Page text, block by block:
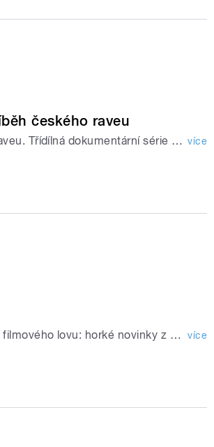
českého raveu
Příběh českého raveu. Třídílná dokumentární série Šimona Šafránka s hudbou od Pjoniho a sound designem od Ink Midgeta. Premiéra 28. července 2025. více
60 minut dravého filmového lovu: horké novinky z filmového oceánu, hlavní filmová událost týdne i drobný plankton aktuálního filmového dění. více